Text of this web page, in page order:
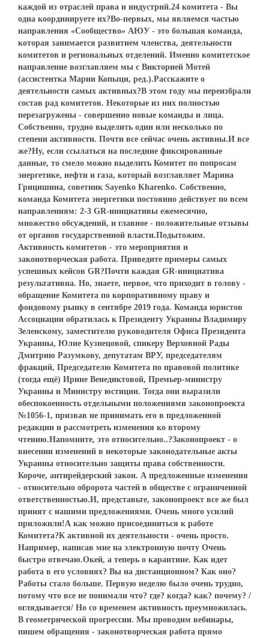
каждой из отраслей права и индустрий.24 комитета - Вы
одна координируете их?Во-первых, мы являемся частью
направления «Сообщество» АЮУ - это большая команда,
которая занимается развитием членства, деятельности
комитетов и региональных отделений. Именно комитетское
направление возглавляем мы с Викторией Мотей
(ассистентка Марии Копыци, ред.).Расскажите о
деятельности самых активных?В этом году мы переизбрали
состав рад комитетов. Некоторые из них полностью
перезагружены - совершенно новые команды и лица.
Собственно, трудно выделить один или несколько по
степени активности. Почти все сейчас очень активны.И все
же?Ну, если ссылаться на последние фиксированные
данные, то смело можно выделить Комитет по попросам
энергетике, нефти и газа, который возглавляет Марина
Грицишина, советник Sayenko Kharenko. Собственно,
команда Комитета энергетики постоянно действует по всем
направлениям: 2-3 GR-инициативы ежемесячно,
множество обсуждений, и главное - положительные отзывы
от органов государственной власти.Подытожим.
Активность комитетов - это мероприятия и
законотворческая работа. Приведите примеры самых
успешных кейсов GR?Почти каждая GR-инициатива
результативна. Но, знаете, первое, что приходит в голову -
обращение Комитета по корпоративному праву и
фондовому рынку в сентябре 2019 года. Команда юристов
Ассоциации обратилась к Президенту Украины Владимиру
Зеленскому, заместителю руководителя Офиса Президента
Украины, Юлие Кузнецовой, спикеру Верховной Рады
Дмитрию Разумкову, депутатам ВРУ, председателям
фракций, Председателю Комитета по правовой политике
(тогда ещё) Ирине Венедиктовой, Премьер-министру
Украины и Министру юстиции. Тогда они выразили
обеспокоенность отдельными положениями законопроекта
№1056-1, призвав не принимать его в предложенной
редакции и рассмотреть изменения ко второму
чтению.Напомните, это относительно..?Законопроект - о
внесении изменений в некоторые законодательные акты
Украины относительно защиты права собственности.
Короче, антирейдерский закон. А предложенные изменения
- относительно обророта частей в обществе с ограниченной
ответственностью.И, представьте, законопроект все же был
принят с нашими предложениями. Очень много усилий
приложили!А как можно присоединиться к работе
Комитета?К активной их деятельности - очень просто.
Например, написав мне на электронную почту Очень
быстро отвечаю.Окей, а теперь о карантине. Как идет
работа в его условиях? Вы на дистанционном? Как оно?
Работы стало больше. Первую неделю было очень трудно,
потому что все не понимали что? где? когда? как? почему? /
оглядывается/ Но со временем активность преумножилась.
В геометрической прогрессии. Мы проводим вебинары,
пишем обращения - законотворческая работа прямо